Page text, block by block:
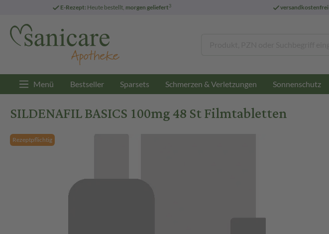
E-Rezept: Heute bestellt, morgen geliefert3 versandkostenfrei
Menü Bestseller Sparsets Schmerzen & Verletzungen Sonnenschutz
SILDENAFIL BASICS 100mg 48 St Filmtabletten
Rezeptpflichtig